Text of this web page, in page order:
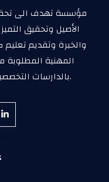
مؤسسة تهدف الى
الأصيل وتحقيق
والخبرة وتقديم
المهنية
بالدارسات التخصصية في جوانب المعرفة والعلوم.